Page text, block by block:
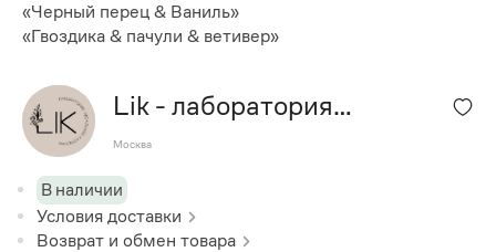
«Черный перец & Ваниль»
«Гвоздика & пачули & ветивер»
Lik - лаборатория
идеальной косметики
Москва
В наличии
Условия доставки
Возврат и обмен товара